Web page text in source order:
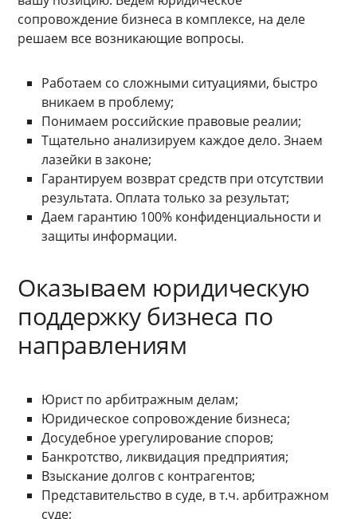
сопровождение бизнеса в комплексе, на деле
решаем все возникающие вопросы.
Работаем со сложными ситуациями, быстро
вникаем в проблему;
Понимаем российские правовые реалии;
Тщательно анализируем каждое дело. Знаем
лазейки в законе;
Гарантируем возврат средств при отсутствии
результата. Оплата только за результат;
Даем гарантию 100% конфиденциальности и
защиты информации.
Оказываем юридическую
поддержку бизнеса по
направлениям
Юрист по арбитражным делам;
Юридическое сопровождение бизнеса;
Досудебное урегулирование споров;
Банкротство, ликвидация предприятия;
Взыскание долгов с контрагентов;
Представительство в суде, в т.ч. арбитражном
суде;